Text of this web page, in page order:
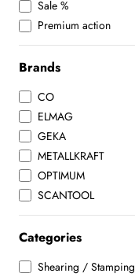
Sale %
Premium action
Brands
CO
ELMAG
GEKA
METALLKRAFT
OPTIMUM
SCANTOOL
Categories
Shearing / Stamping